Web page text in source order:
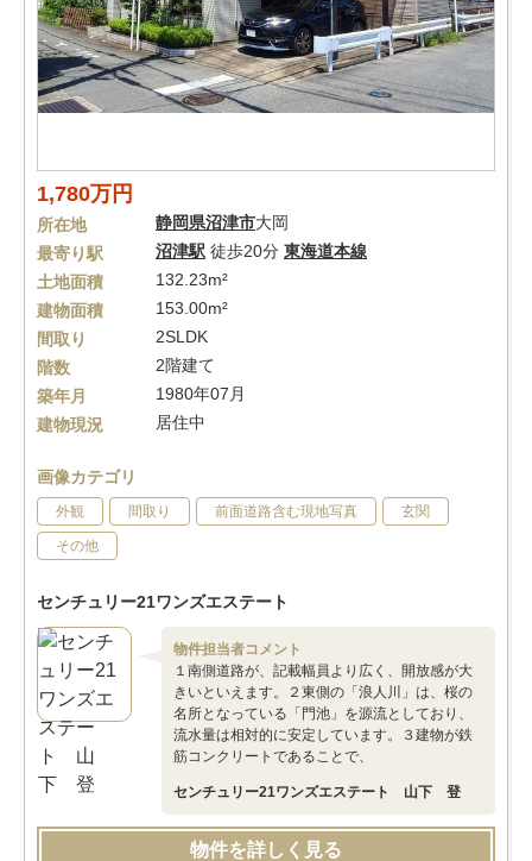
1,780万円
所在地 静岡県沼津市大岡
最寄り駅
沼津駅 徒歩20分 東海道本線
土地面積
132.23m²
建物面積
153.00m²
間取り
2SLDK
階数
2階建て
築年月
1980年07月
建物現況
居住中
画像カテゴリ
外観 間取り 前面道路含む現地写真 玄関
その他
センチュリー21ワンズエステート
物件担当者コメント
１南側道路が、記載幅員より広く、開放感が大
きいといえます。２東側の「浪人川」は、桜の
名所となっている「門池」を源流としており、
流水量は相対的に安定しています。３建物が鉄
筋コンクリートであることで、
センチュリー21ワンズエステート 山下 登
物件を詳しく見る